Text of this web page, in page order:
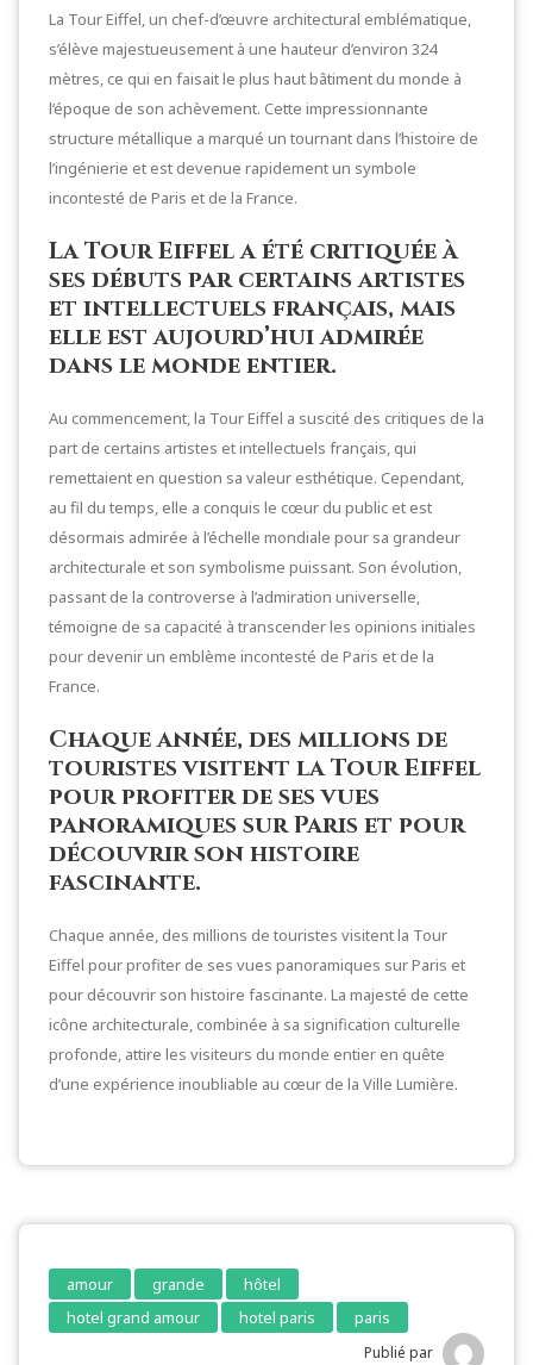
La Tour Eiffel, un chef-d’œuvre architectural emblématique,
s’élève majestueusement à une hauteur d’environ 324
mètres, ce qui en faisait le plus haut bâtiment du monde à
l’époque de son achèvement. Cette impressionnante
structure métallique a marqué un tournant dans l’histoire de
l’ingénierie et est devenue rapidement un symbole
incontesté de Paris et de la France.
La Tour Eiffel a été critiquée à
ses débuts par certains artistes
et intellectuels français, mais
elle est aujourd’hui admirée
dans le monde entier.
Au commencement, la Tour Eiffel a suscité des critiques de la
part de certains artistes et intellectuels français, qui
remettaient en question sa valeur esthétique. Cependant,
au fil du temps, elle a conquis le cœur du public et est
désormais admirée à l’échelle mondiale pour sa grandeur
architecturale et son symbolisme puissant. Son évolution,
passant de la controverse à l’admiration universelle,
témoigne de sa capacité à transcender les opinions initiales
pour devenir un emblème incontesté de Paris et de la
France.
Chaque année, des millions de
touristes visitent la Tour Eiffel
pour profiter de ses vues
panoramiques sur Paris et pour
découvrir son histoire
fascinante.
Chaque année, des millions de touristes visitent la Tour
Eiffel pour profiter de ses vues panoramiques sur Paris et
pour découvrir son histoire fascinante. La majesté de cette
icône architecturale, combinée à sa signification culturelle
profonde, attire les visiteurs du monde entier en quête
d’une expérience inoubliable au cœur de la Ville Lumière.
amour grande
hôtel
hotel grand amour
hotel paris paris
Publié par